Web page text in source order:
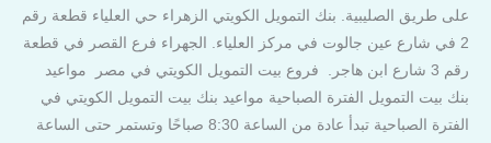
على طريق الصليبية. بنك التمويل الكويتي الزهراء حي العلياء قطعة رقم
2 في شارع عين جالوت في مركز العلياء. الجهراء فرع القصر في قطعة
رقم 3 شارع ابن هاجر. فروع بيت التمويل الكويتي في مصر مواعيد
بنك بيت التمويل الفترة الصباحية مواعيد بنك بيت التمويل الكويتي في
الفترة الصباحية تبدأ عادة من الساعة 8:30 صباحًا وتستمر حتى الساعة